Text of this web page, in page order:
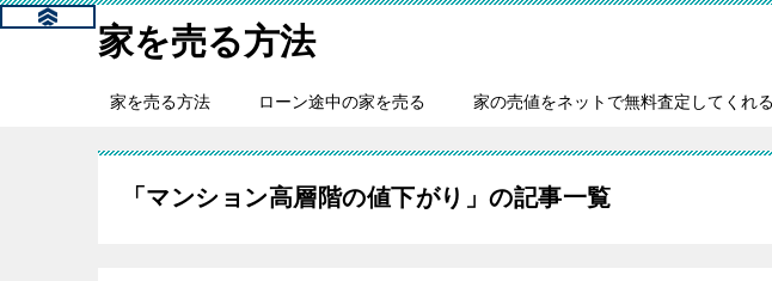
家を売る方法
家を売る方法 ローン途中の家を売る 家の売値をネットで無料査定してくれ
「マンション高層階の値下がり」の記事一覧